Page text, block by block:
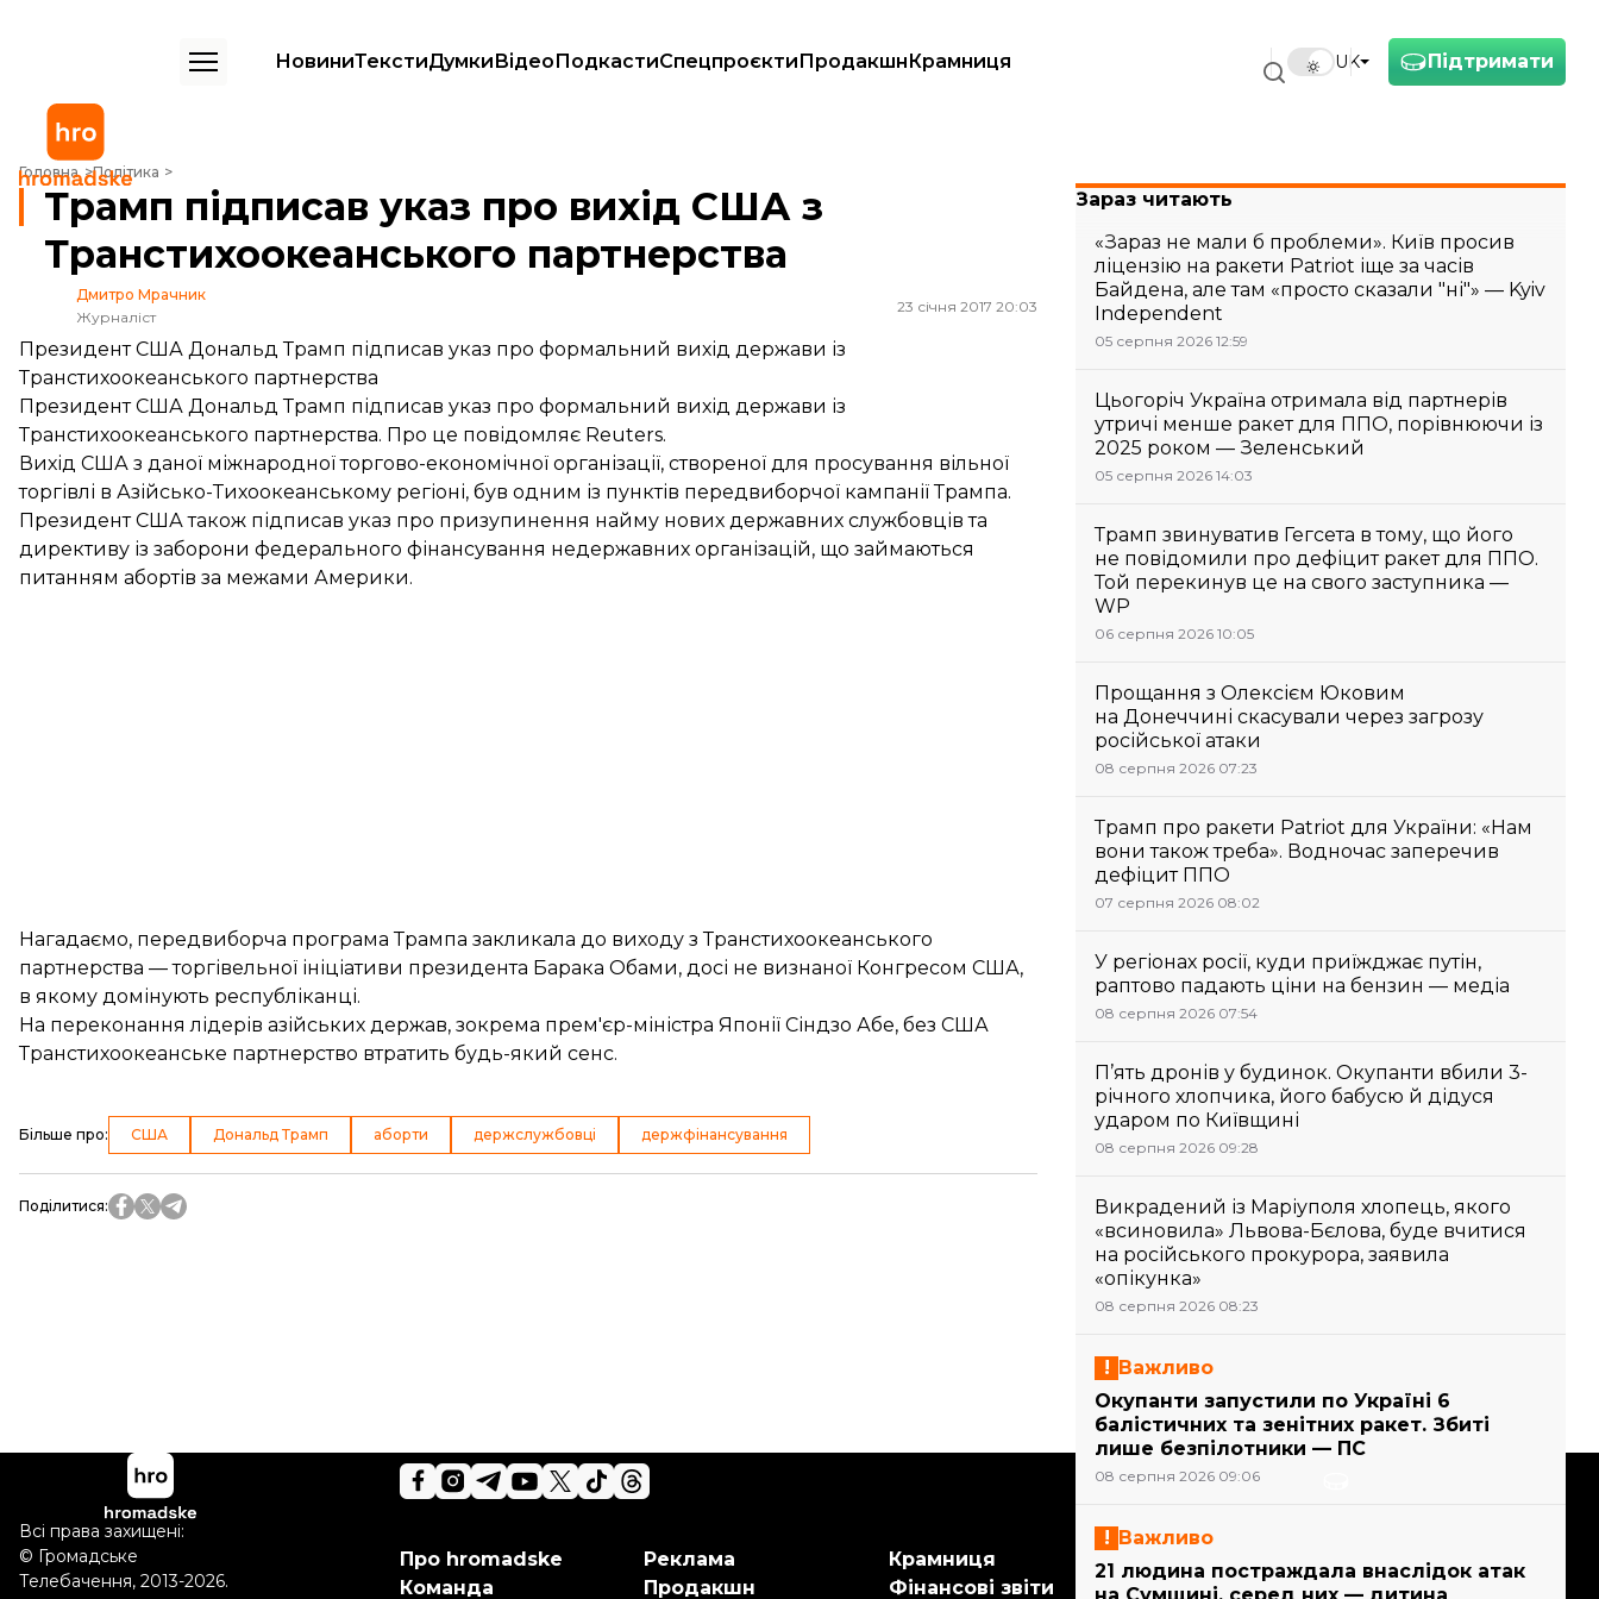
Підтримати
UK
НовиниТекстиДумкиВідеоПодкастиСпецпроєктиПродакшнКрамниця
Головна Політика
Трамп підписав указ про вихід США з Транстихоокеанського партнерства
Трамп підписав указ про вихід США з
Транстихоокеанського партнерства
Дмитро Мрачник
Журналіст
23 січня 2017 20:03
Президент США Дональд Трамп підписав указ про формальний вихід держави із
Транстихоокеанського партнерства
Президент США Дональд Трамп підписав указ про формальний вихід держави із
Транстихоокеанського партнерства. Про це повідомляє Reuters.
Вихід США з даної міжнародної торгово-економічної організації, створеної для просування вільної
торгівлі в Азійсько-Тихоокеанському регіоні, був одним із пунктів передвиборчої кампанії Трампа.
Президент США також підписав указ про призупинення найму нових державних службовців та
директиву із заборони федерального фінансування недержавних організацій, що займаються
питанням абортів за межами Америки.
Нагадаємо, передвиборча програма Трампа закликала до виходу з Транстихоокеанського
партнерства — торгівельної ініціативи президента Барака Обами, досі не визнаної Конгресом США,
в якому домінують республіканці.
На переконання лідерів азійських держав, зокрема прем'єр-міністра Японії Сіндзо Абе, без США
Транстихоокеанське партнерство втратить будь-який сенс.
Більше про: США Дональд Трамп аборти держслужбовці держфінансування
Поділитися:
Зараз читають
«Зараз не мали б проблеми». Київ просив
ліцензію на ракети Patriot іще за часів
Байдена, але там «просто сказали "ні"» — Kyiv
Independent
05 серпня 2026 12:59
Цьогоріч Україна отримала від партнерів
утричі менше ракет для ППО, порівнюючи із
2025 роком — Зеленський
05 серпня 2026 14:03
Трамп звинуватив Гегсета в тому, що його
не повідомили про дефіцит ракет для ППО.
Той перекинув це на свого заступника —
WP
06 серпня 2026 10:05
Прощання з Олексієм Юковим
на Донеччині скасували через загрозу
російської атаки
08 серпня 2026 07:23
Трамп про ракети Patriot для України: «Нам
вони також треба». Водночас заперечив
дефіцит ППО
07 серпня 2026 08:02
У регіонах росії, куди приїжджає путін,
раптово падають ціни на бензин — медіа
08 серпня 2026 07:54
П’ять дронів у будинок. Окупанти вбили 3-
річного хлопчика, його бабусю й дідуся
ударом по Київщині
08 серпня 2026 09:28
Викрадений із Маріуполя хлопець, якого
«всиновила» Львова-Бєлова, буде вчитися
на російського прокурора, заявила
«опікунка»
08 серпня 2026 08:23
Важливо
Окупанти запустили по Україні 6
балістичних та зенітних ракет. Збиті
лише безпілотники — ПС
08 серпня 2026 09:06
Важливо
21 людина постраждала внаслідок атак
Підтримай hromadske.
Ми працюємо для тебе та
Про hromadske
Команда
Реклама
Продакшн
Крамниця
Фінансові звіти
Всі права захищені:
© Громадське
Телебачення, 2013-2026.